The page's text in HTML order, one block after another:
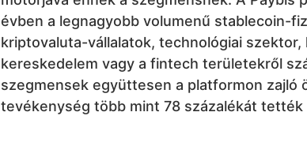
évben a legnagyobb volumenű stablecoin-
kriptovaluta-vállalatok, technológiai
kereskedelem vagy a fintech területekről
szegmensek együttesen a platformon zajló
tevékenység több mint 78 százalékát tették